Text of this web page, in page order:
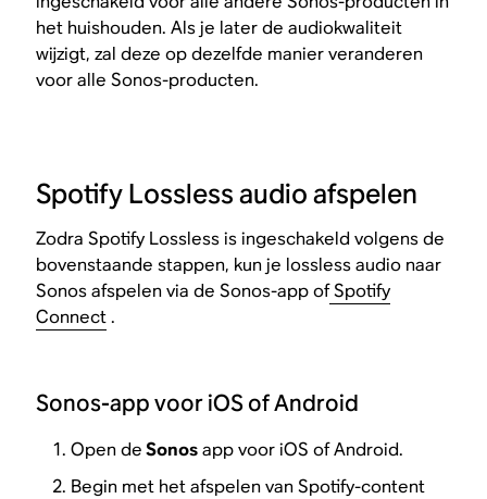
het huishouden. Als je later de audiokwaliteit
wijzigt, zal deze op dezelfde manier veranderen
voor alle Sonos-producten.
Spotify Lossless audio afspelen
Zodra Spotify Lossless is ingeschakeld volgens de
bovenstaande stappen, kun je lossless audio naar
Sonos afspelen via de Sonos-app ofSpotify
Connect.
Sonos-app voor iOS of Android
Open deSonosapp voor iOS of Android.
Begin met het afspelen van Spotify-content